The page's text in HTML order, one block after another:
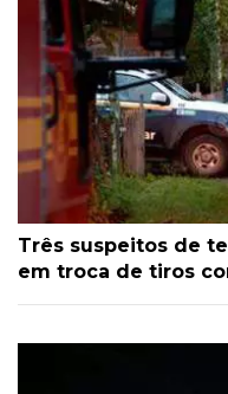
Três suspeitos de
em troca de tiros